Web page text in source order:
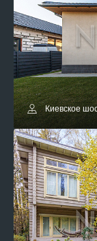
Киевское